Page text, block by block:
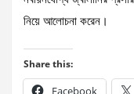
নিয়ে আলোচনা করেন।
Share this:
Facebook